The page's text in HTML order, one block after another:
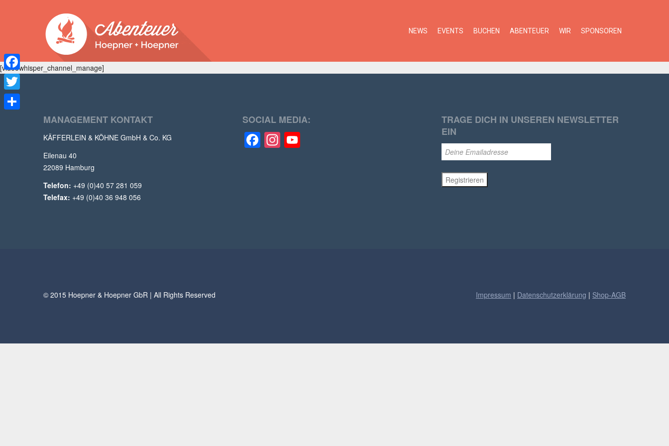
NEWS EVENTS BUCHEN ABENTEUER WIR SPONSOREN
[videowhisper_channel_manage]
MANAGEMENT KONTAKT
KÄFFERLEIN & KÖHNE GmbH & Co. KG
Eilenau 40
22089 Hamburg
Telefon: +49 (0)40 57 281 059
Telefax: +49 (0)40 36 948 056
SOCIAL MEDIA:
Facebook
Instagram
TRAGE DICH IN UNSEREN NEWSLETTER
EIN
© 2015 Hoepner & Hoepner GbR | All Rights Reserved Impressum | Datenschutzerklärung | Shop-AGB
Facebook
Twitter